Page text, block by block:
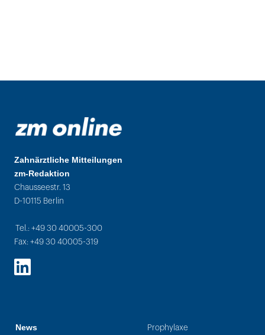
Zahnärztliche Mitteilungen
zm-Redaktion
Chausseestr. 13
D-10115 Berlin
Tel.: +49 30 40005-300
Fax: +49 30 40005-319
LinkedIn
News Prophylaxe